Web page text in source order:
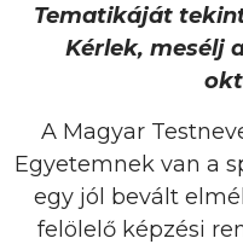
Tematikáját
Kérlek, mesélj
A Magyar
Egyetemnek van a
egy jól bevált
felölelő képzési